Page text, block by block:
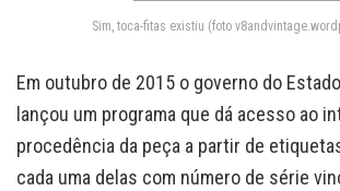
Sim, toca-fitas existiu (foto
Em outubro de 2015 o governo do
lançou um programa que dá acesso ao
procedência da peça a partir de
cada uma delas com número de série